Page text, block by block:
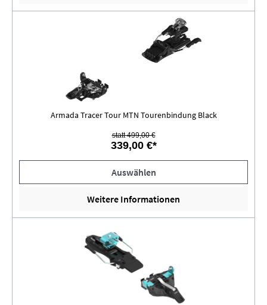
Armada Tracer Tour MTN Tourenbindung Black
statt 499,00 €
339,00 €*
Auswählen
Weitere Informationen